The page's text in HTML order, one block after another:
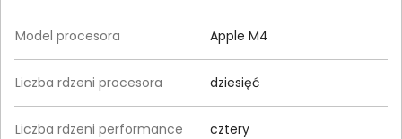
Model procesora Apple M4
Liczba rdzeni procesora dziesięć
Liczba rdzeni performance cztery